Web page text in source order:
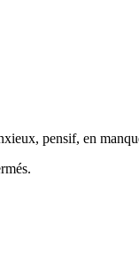
pensif, en